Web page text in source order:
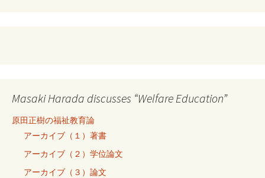
Masaki Harada discusses “Welfare Education”
原田正樹の福祉教育論
アーカイブ（１）著書
アーカイブ（２）学位論文
アーカイブ（３）論文